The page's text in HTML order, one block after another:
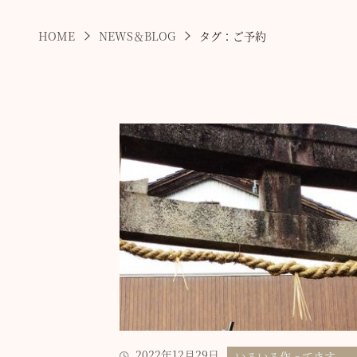
HOME NEWS＆BLOG タグ：ご予約